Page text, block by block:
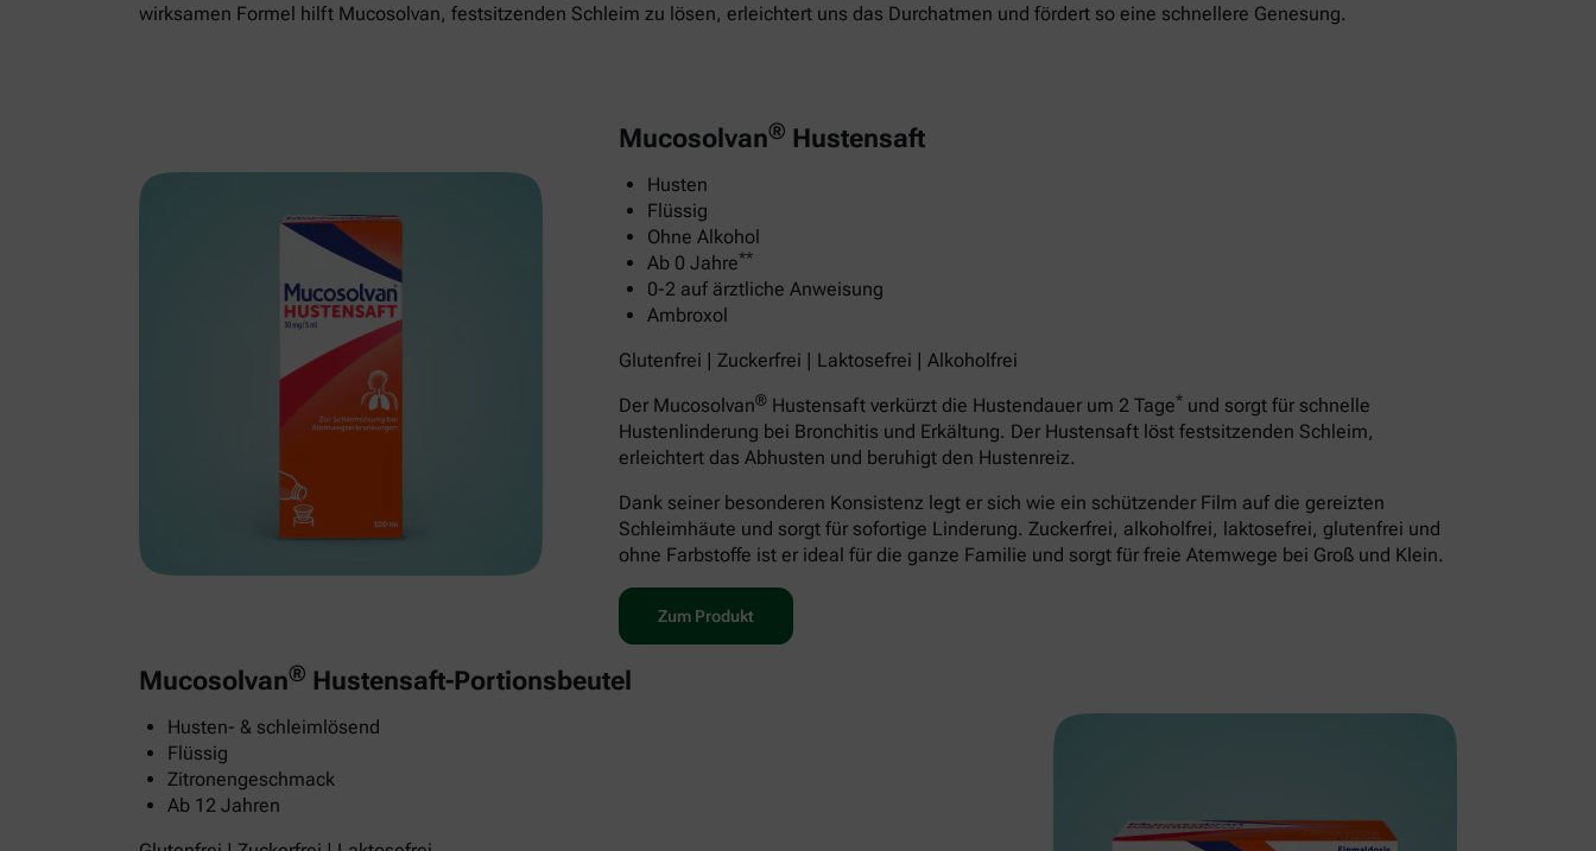
wirksamen Formel hilft Mucosolvan, festsitzenden Schleim zu lösen, erleichtert uns das Durchatmen und fördert so eine schnellere Genesung.
Mucosolvan® Hustensaft
Husten
Flüssig
Ohne Alkohol
Ab 0 Jahre**
0-2 auf ärztliche Anweisung
Ambroxol
Glutenfrei | Zuckerfrei | Laktosefrei | Alkoholfrei
Der Mucosolvan® Hustensaft verkürzt die Hustendauer um 2 Tage* und sorgt für schnelle
Hustenlinderung bei Bronchitis und Erkältung. Der Hustensaft löst festsitzenden Schleim,
erleichtert das Abhusten und beruhigt den Hustenreiz.
Dank seiner besonderen Konsistenz legt er sich wie ein schützender Film auf die gereizten
Schleimhäute und sorgt für sofortige Linderung. Zuckerfrei, alkoholfrei, laktosefrei, glutenfrei und
ohne Farbstoffe ist er ideal für die ganze Familie und sorgt für freie Atemwege bei Groß und Klein.
Zum Produkt
Mucosolvan® Hustensaft-Portionsbeutel
Husten- & schleimlösend
Flüssig
Zitronengeschmack
Ab 12 Jahren